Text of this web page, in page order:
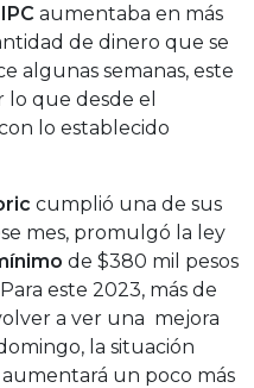
IPC aumentaba en más
de dinero que se
algunas semanas, este
lo que desde el
lo establecido
cumplió una de sus
mes, promulgó la ley
de $380 mil pesos
este 2023, más de
a ver una mejora
la situación
aumentará un poco más